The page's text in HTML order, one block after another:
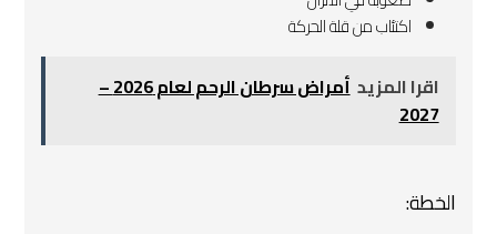
اكتئاب من قلة الحركة
اقرا المزيد
أمراض سرطان الرحم لعام 2026 –
2027
الخطة: